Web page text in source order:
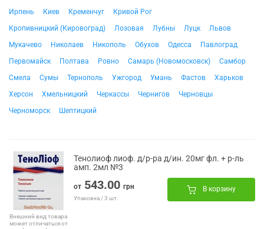
Ирпень
Киев Кременчуг
Кривой Рог
Кропивницкий (Кировоград)
Лозовая Лубны Луцк
Львов
Мукачево
Николаев Никополь Обухов Одесса
Павлоград
Первомайск
Полтава Ровно Самарь (Новомосковск)
Самбор
Смела
Сумы Тернополь Ужгород Умань Фастов
Харьков
Херсон
Хмельницкий Черкассы Чернигов
Черновцы
Черноморск
Шептицкий
Внешний вид товара
может отличаться от
Тенолиоф лиоф. д/р-ра д/ин. 20мг фл. + р-ль
амп. 2мл №3
от 543.00 грн
Упаковка / 3 шт.
В корзину